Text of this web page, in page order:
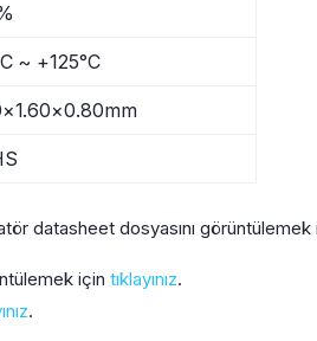
~ +125°C
datasheet dosyasını görüntülemek
için tıklayınız.
.